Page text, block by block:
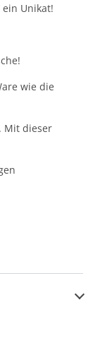
Unikat!
wie die
Mit dieser